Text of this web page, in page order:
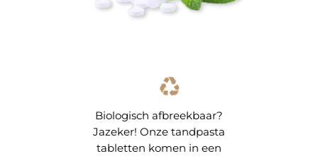
Biologisch afbreekbaar?
Jazeker! Onze tandpasta
tabletten komen in een